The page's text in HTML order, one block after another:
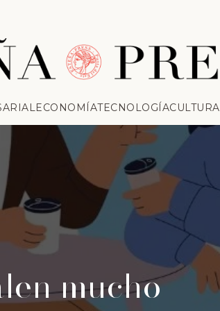
ECONOMÍATECNOLOGÍACULTURA
mucho